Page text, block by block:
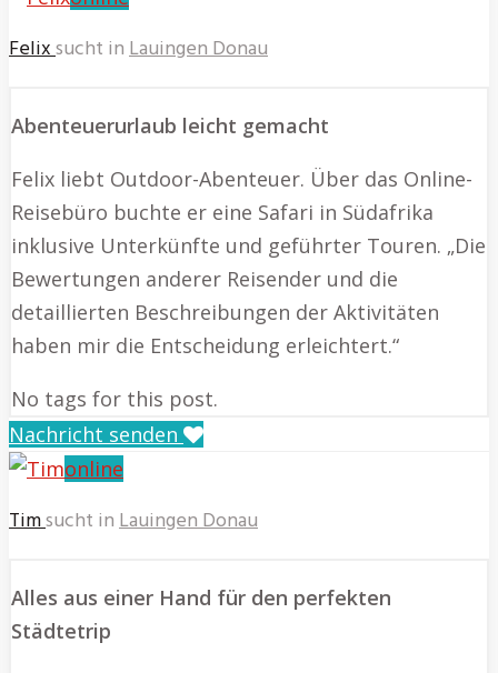
Felixsucht inLauingen Donau
Abenteuerurlaub leicht gemacht
Felix liebt Outdoor-Abenteuer. Über das Online-
Reisebüro buchte er eine Safari in Südafrika
inklusive Unterkünfte und geführter Touren. „Die
Bewertungen anderer Reisender und die
detaillierten Beschreibungen der Aktivitäten
haben mir die Entscheidung erleichtert.“
No tags for this post.
Nachricht senden
online
Timsucht inLauingen Donau
Alles aus einer Hand für den perfekten
Städtetrip